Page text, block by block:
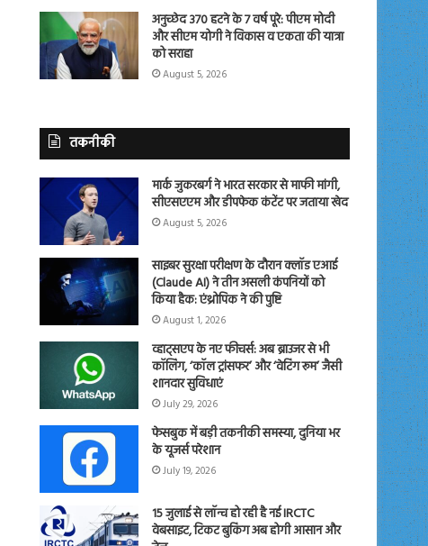
अनुच्छेद 370 हटने के 7 वर्ष पूरे: पीएम मोदी
और सीएम योगी ने विकास व एकता की यात्रा
को सराहा
August 5, 2026
तकनीकी
मार्क जुकरबर्ग ने भारत सरकार से माफी मांगी,
सीएसएएम और डीपफेक कंटेंट पर जताया खेद
August 5, 2026
साइबर सुरक्षा परीक्षण के दौरान क्लॉड एआई
(Claude AI) ने तीन असली कंपनियों को
किया हैक: एंथ्रोपिक ने की पुष्टि
August 1, 2026
व्हाट्सएप के नए फीचर्स: अब ब्राउजर से भी
कॉलिंग, ‘कॉल ट्रांसफर’ और ‘वेटिंग रूम’ जैसी
शानदार सुविधाएं
July 29, 2026
फेसबुक में बड़ी तकनीकी समस्या, दुनिया भर
के यूजर्स परेशान
July 19, 2026
15 जुलाई से लॉन्च हो रही है नई IRCTC
वेबसाइट, टिकट बुकिंग अब होगी आसान और